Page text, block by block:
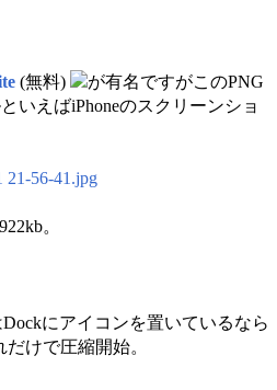
(無料)
が有名ですがこのPNG
いえばiPhoneのスクリーンショ
。
にアイコンを置いているなら
けで圧縮開始。